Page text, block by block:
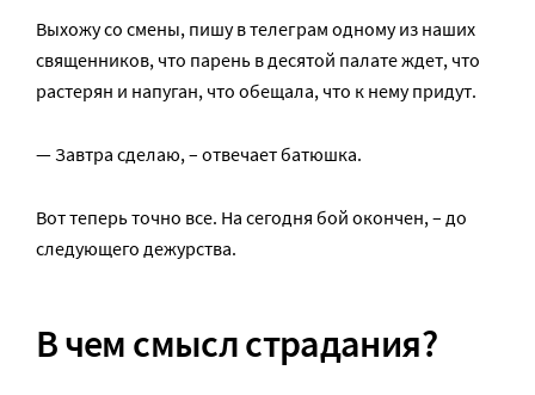
Выхожу со смены, пишу в телеграм одному из наших
священников, что парень в десятой палате ждет, что
растерян и напуган, что обещала, что к нему придут.
— Завтра сделаю, – отвечает батюшка.
Вот теперь точно все. На сегодня бой окончен, – до
следующего дежурства.
В чем смысл страдания?